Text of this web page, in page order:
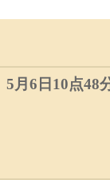
月6日10点48